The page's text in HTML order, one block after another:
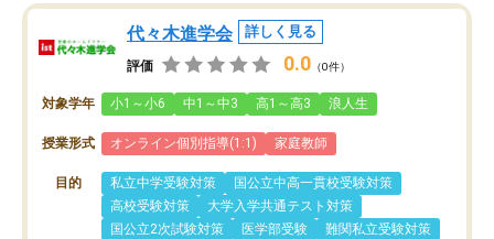
代々木進学会 詳しく見る
評価 0.0 （0件）
対象学年 小1～小6 中1～中3 高1～高3 浪人生
授業形式 オンライン個別指導(1:1) 家庭教師
目的 私立中学受験対策
国公立中高一貫校受験対策
高校受験対策
大学入学共通テスト対策
国公立2次試験対策
医学部受験
難関私立受験対策